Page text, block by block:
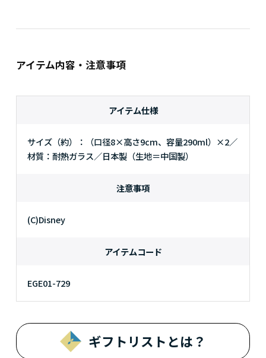
アイテム内容・注意事項
アイテム仕様
サイズ（約）：（口径8×高さ9cm、容量290ml）×2／
材質：耐熱ガラス／日本製（生地＝中国製）
注意事項
(C)Disney
アイテムコード
EGE01-729
ギフトリストとは？